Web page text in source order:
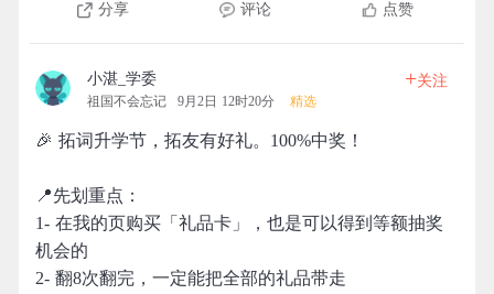
分享 评论 点赞
小湛_学委
祖国不会忘记 9月2日 12时20分 精选
+关注
🎉 拓词升学节，拓友有好礼。100%中奖！
📍先划重点：
1- 在我的页购买「礼品卡」，也是可以得到等额抽奖
机会的
2- 翻8次翻完，一定能把全部的礼品带走